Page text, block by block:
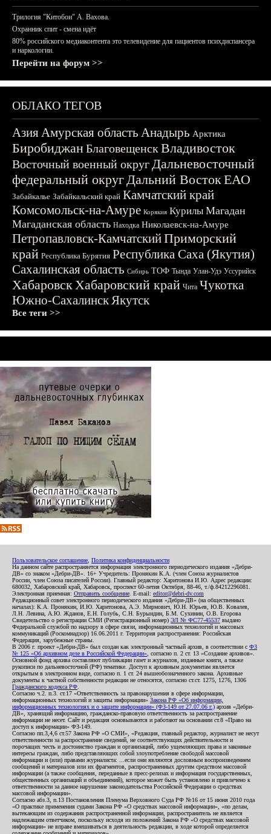
Трилогия "Китобои" А. Вахова.
Охранник спит - смена идёт
80% российского медиаконтента это телевидение для пациентов психдиспансера
и наркологии.
Перейти на форум >>
ОБЛАКО ТЕГОВ
АзияАмурская область Анадырь Арктика
БиробиджанБлаговещенскВладивосток
Восточный военный округДальневосточный
федеральный округДальний ВостокЕАО
Забайкалье Забайкальский край Камчатский край
Комсомольск-на-Амуре Корякия Курилы Магадан
Магаданская область Находка Николаевск-на-Амуре
Петропавловск-КамчатскийПриморский
край Республика Бурятия Республика Саха (Якутия)
Сахалинская область Сибирь ТОФ Тында Улан-Удэ Уссурийск
ХабаровскХабаровский край Чита Чукотка
Южно-СахалинскЯкутск
Все теги >>
Пользовательское соглашение Политика конфиденциальности
На данном сайте распространяется информация электронного периодического издания «Дебри-
ДВ» со знаком «Дебри-ДВ». 16+ Учредитель: Пронякин К.А. (член Союза журналистов
России, член Союза писателей России). Главный редактор: Харитонова И.Ю. Адрес редакции:
680032, Хабаровский край, Хабаровск, проспект 60-летия Октября, 88-46, т./ф.84212296081.
Электронная приемная: Отправить сообщение . E-mail: editor@debri-dv.com
Редакционный совет электронного периодического издания «Дебри-ДВ» (на общественных
началах): К.А. Пронякин, И.Ю. Харитонова, А.Э. Мирмович, Ю.Н. Юрьев, Ю.В. Ковалев,
Л.Н. Левина, А.Ю. Жданов, Е.Н. Голубь, С.Н. Бурындин, Б.М. Сухинин, О.В. Егорова
Свидетельство о регистрации СМИ (Регистрационный номер) ЭЛ № ФС77-45537 выдано
Федеральной службой по надзору в сфере связи, информационных технологий и массовых
коммуникаций (Роскомнадзор) 16.06.2011 г. Территория распространения: Российская
Федерация, зарубежные страны.
В 2006 г. проект «Дебри-ДВ» был создан как электронный частный архив, в соответствии с ФЗ
№ 125 «Об архивном деле в Российской Федерации» , согласно п. 2 ст. 13 «Создание архивов».
Основной фонд архива составляют публикации газет и журналов, изданные книги, а также
рукописи по дальневосточной (РФ) тематике. Доступ к архивным документам является
открытым в электронном виде, согласно п. 1 ст. 24 вышеобозначенного закона. Архивные
документы к частной собственности редакции не относятся, согласно ст.ст. 1275, 1276, 1306
Гражданского кодекса РФ
Согласно ч.2. п.3. ст.17 «Ответственность за правонарушения в сфере информации,
информационных технологий и защиты информации» Закона РФ «Об информации,
информационных технологиях и о защите информации» (ФЗ-149 от 27.07.06 г.) архив «Дебри-
ДВ», хранящий информацию, гражданско-правовую ответственность за распространение
информации не несет. Сайт и редакция основываются и работают на основании ст.8 «Право на
доступ к информации» ФЗ-149.
Согласно пп.3,4,6 ст.57 Закона РФ «О СМИ», «Редакция, главный редактор, журналист не несут
ответственности за распространение сведений, не соответствующих действительности и
порочащих честь и достоинство граждан и организаций, либо ущемляющих права и законные
интересы граждан, либо представляющих собой злоупотребление свободой массовой
информации и (или) правами журналиста: ...если они являются дословным воспроизведением
сообщений и материалов или их фрагментов, распространенных другим средством массовой
информации (а также сообщения, переданные в пресс-релизах и информация государственных,
общественных организаций и объединений), которое может быть установлено и привлечено к
ответственности за данное нарушение законодательства Российской Федерации о средствах
массовой информации».
Согласно абз.3, п.13 Постановления Пленума Верховного Суда РФ №16 от 15 июня 2010 года
«О практике применения судами Закона РФ «О средствах массовой информации», «по делам,
вытекающим из содержания распространенной информации, распространитель не является
надлежащим ответчиком, поскольку исходя из положений Закона РФ «О средствах массовой
информации» не вправе вмешиваться в деятельность редакции, в ходе которой определяется